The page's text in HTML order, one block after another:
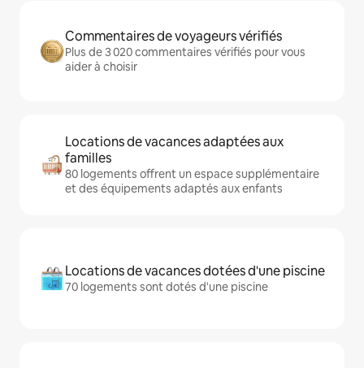
Commentaires de voyageurs vérifiés
Plus de 3 020 commentaires vérifiés pour vous
aider à choisir
Locations de vacances adaptées aux
familles
80 logements offrent un espace supplémentaire
et des équipements adaptés aux enfants
Locations de vacances dotées d'une piscine
70 logements sont dotés d'une piscine